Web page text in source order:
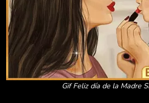
Gif Feliz día de la Madre